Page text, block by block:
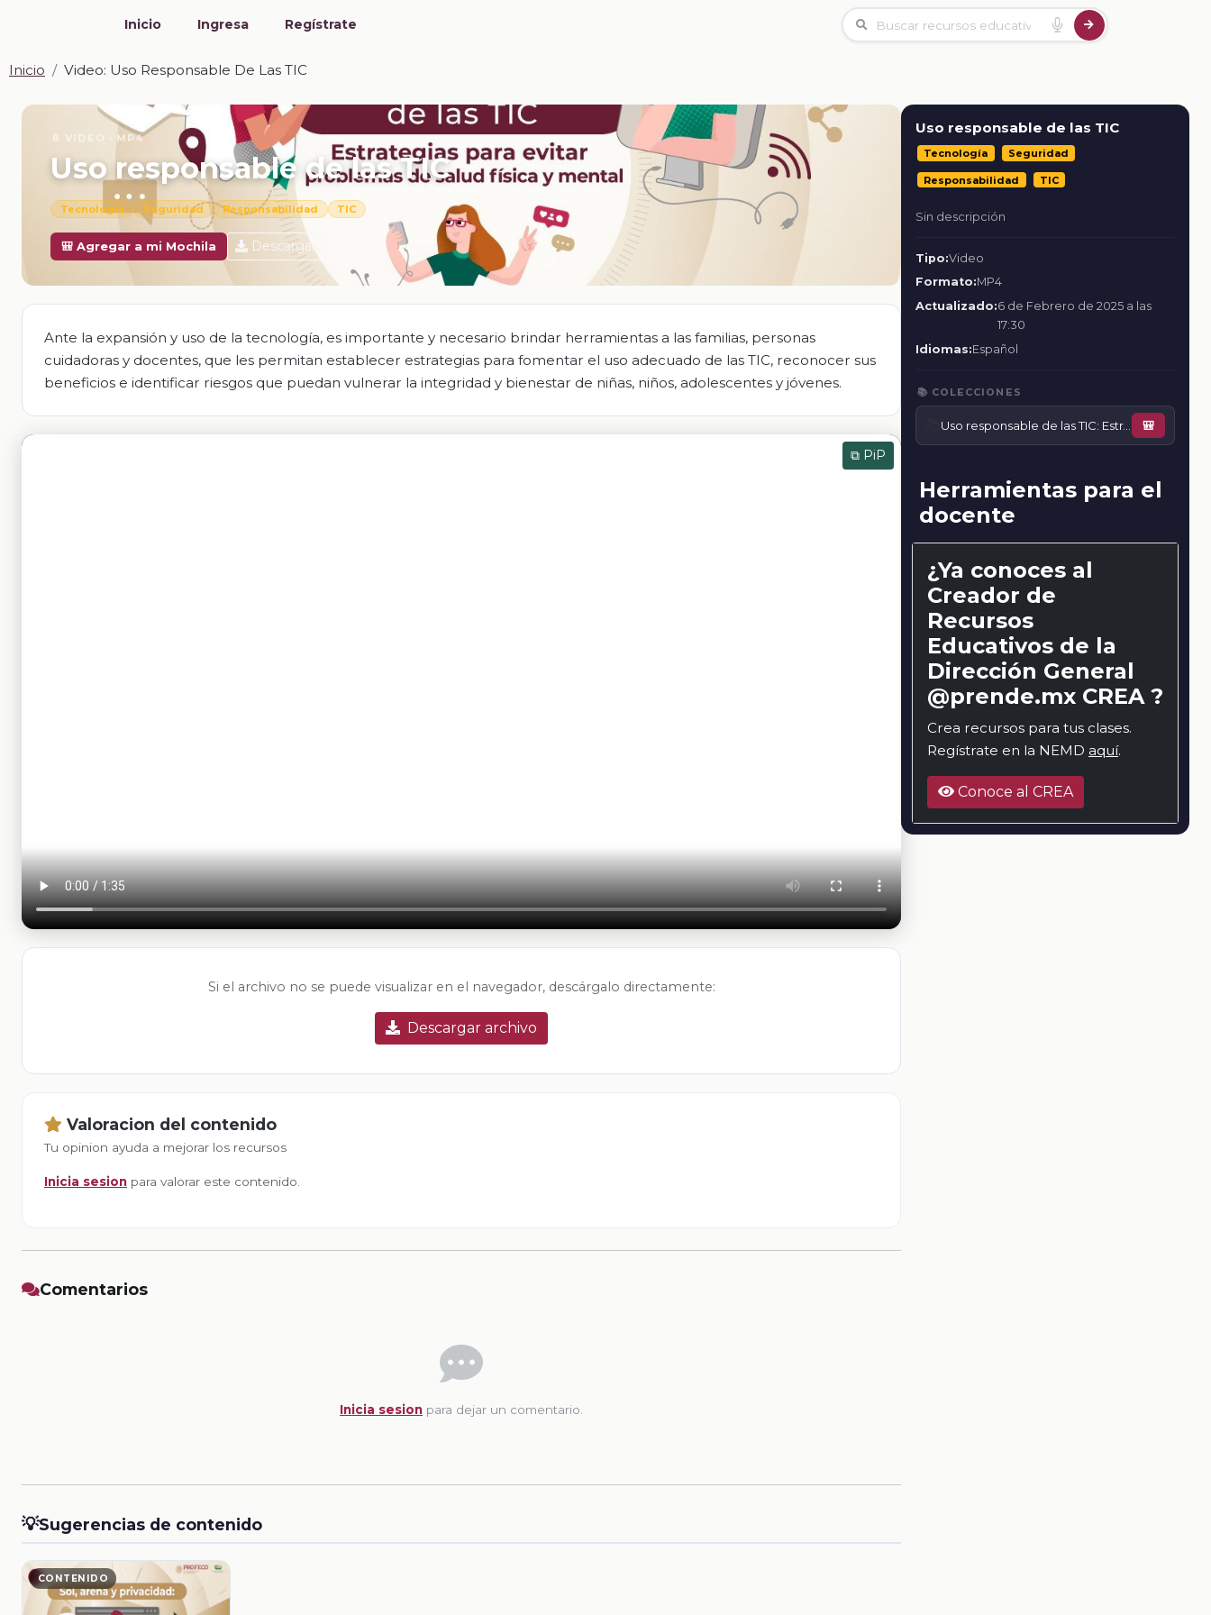
Inicio Ingresa Regístrate
Inicio Video: Uso Responsable De Las TIC
📎 VIDEO · MP4
Uso responsable de las TIC
Tecnología Seguridad Responsabilidad TIC
🎒 Agregar a mi Mochila Descargar
Ante la expansión y uso de la tecnología, es importante y necesario brindar herramientas a las familias, personas
cuidadoras y docentes, que les permitan establecer estrategias para fomentar el uso adecuado de las TIC, reconocer sus
beneficios e identificar riesgos que puedan vulnerar la integridad y bienestar de niñas, niños, adolescentes y jóvenes.
⧉ PiP
Si el archivo no se puede visualizar en el navegador, descárgalo directamente:
Descargar archivo
Valoracion del contenido
Tu opinion ayuda a mejorar los recursos
Inicia sesion para valorar este contenido.
Comentarios
Inicia sesion para dejar un comentario.
💡Sugerencias de contenido
CONTENIDO
Uso responsable de las TIC
Tecnología Seguridad
Responsabilidad TIC
Sin descripción
Tipo:Video
Formato:MP4
Actualizado:6 de Febrero de 2025 a las
17:30
Idiomas:Español
📚 COLECCIONES
Uso responsable de las TIC: Estrategias para evitar problemas de salud física y mental 🎒
Herramientas para el
docente
¿Ya conoces al
Creador de
Recursos
Educativos de la
Dirección General
@prende.mx CREA ?
Crea recursos para tus clases.
Regístrate en la NEMD aquí.
Conoce al CREA